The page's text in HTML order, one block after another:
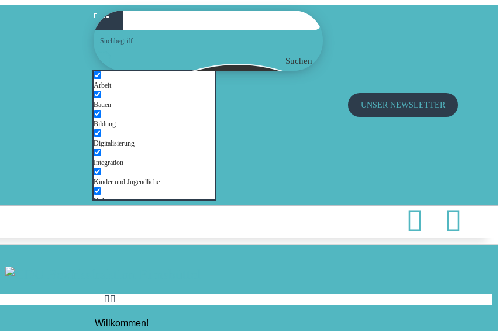
Suchen
Arbeit
Bauen
Bildung
Digitalisierung
Integration
Kinder und Jugendliche
Kultur
Stadtentwicklung
UNSER NEWSLETTER
Willkommen!